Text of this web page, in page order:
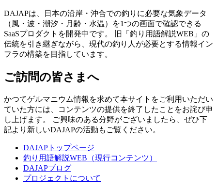
DAJAPは、日本の沿岸・沖合での釣りに必要な気象データ
（風・波・潮汐・月齢・水温）を1つの画面で確認できる
SaaSプロダクトを開発中です。 旧「釣り用語解説WEB」の
伝統を引き継ぎながら、現代の釣り人が必要とする情報イン
フラの構築を目指しています。
ご訪問の皆さまへ
かつてゲルマニウム情報を求めて本サイトをご利用いただい
ていた方には、コンテンツの提供を終了したことをお詫び申
し上げます。 ご興味のある分野がございましたら、ぜひ下
記より新しいDAJAPの活動もご覧ください。
DAJAPトップページ
釣り用語解説WEB（現行コンテンツ）
DAJAPブログ
プロジェクトについて